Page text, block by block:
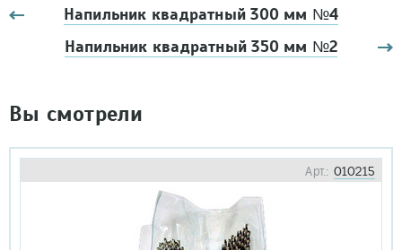
Напильник квадратный 300 мм №4
Напильник квадратный 350 мм №2
Вы смотрели
Арт.: 010215